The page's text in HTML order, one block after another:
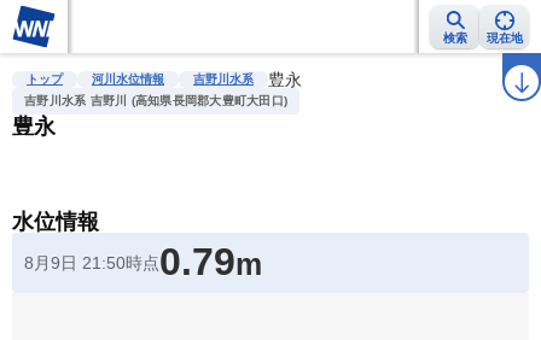
検索 現在地
雨雲レーダー 台風情報 地震情報 ラ
トップ 河川水位情報 吉野川水系 豊永
吉野川水系 吉野川 (高知県長岡郡大豊町大田口)
豊永
水位情報
8月9日 21:50時点0.79m